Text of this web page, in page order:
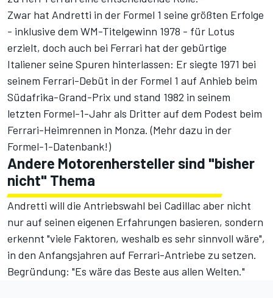
Zwar hat Andretti in der Formel 1 seine größten Erfolge
- inklusive dem WM-Titelgewinn 1978 - für Lotus
erzielt, doch auch bei Ferrari hat der gebürtige
Italiener seine Spuren hinterlassen: Er siegte 1971 bei
seinem Ferrari-Debüt in der Formel 1 auf Anhieb beim
Südafrika-Grand-Prix und stand 1982 in seinem
letzten Formel-1-Jahr als Dritter auf dem Podest beim
Ferrari-Heimrennen in Monza. (Mehr dazu in der
Formel-1-Datenbank!)
Andere Motorenhersteller sind "bisher
nicht" Thema
Andretti will die Antriebswahl bei Cadillac aber nicht
nur auf seinen eigenen Erfahrungen basieren, sondern
erkennt "viele Faktoren, weshalb es sehr sinnvoll wäre",
in den Anfangsjahren auf Ferrari-Antriebe zu setzen.
Begründung: "Es wäre das Beste aus allen Welten."